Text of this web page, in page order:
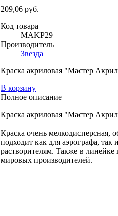
209,06 руб.
Код товара
MAKP29
Производитель
Звезда
Краска акриловая "Мастер
В корзину
Полное описание
Краска акриловая "Мастер
Краска очень мелкодисперсная,
подходит как для аэрографа,
растворителям. Также в
мировых производителей.